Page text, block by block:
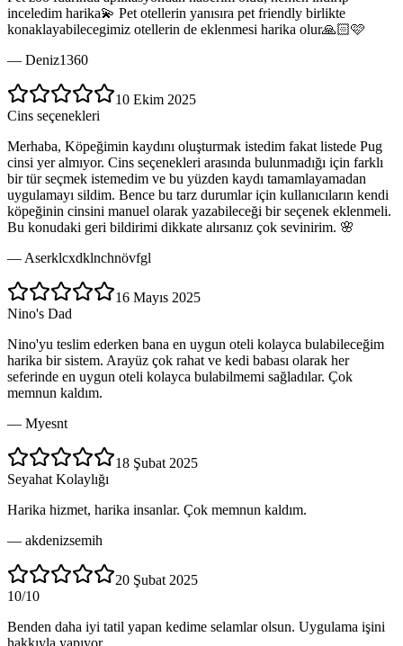
inceledim harika💫 Pet otellerin yanısıra pet friendly birlikte
konaklayabilecegimiz otellerin de eklenmesi harika olur🙏🏻🩷
— Deniz1360
10 Ekim 2025
Cins seçenekleri
Merhaba, Köpeğimin kaydını oluşturmak istedim fakat listede Pug
cinsi yer almıyor. Cins seçenekleri arasında bulunmadığı için farklı
bir tür seçmek istemedim ve bu yüzden kaydı tamamlayamadan
uygulamayı sildim. Bence bu tarz durumlar için kullanıcıların kendi
köpeğinin cinsini manuel olarak yazabileceği bir seçenek eklenmeli.
Bu konudaki geri bildirimi dikkate alırsanız çok sevinirim. 🌸
— Aserklcxdklnchnövfgl
16 Mayıs 2025
Nino's Dad
Nino'yu teslim ederken bana en uygun oteli kolayca bulabileceğim
harika bir sistem. Arayüz çok rahat ve kedi babası olarak her
seferinde en uygun oteli kolayca bulabilmemi sağladılar. Çok
memnun kaldım.
— Myesnt
18 Şubat 2025
Seyahat Kolaylığı
Harika hizmet, harika insanlar. Çok memnun kaldım.
— akdenizsemih
20 Şubat 2025
10/10
Benden daha iyi tatil yapan kedime selamlar olsun. Uygulama işini
hakkıyla yapıyor.